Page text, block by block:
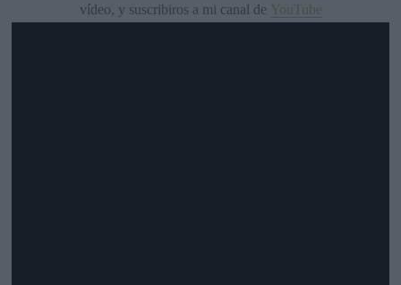
vídeo, y suscribiros a mi canal de YouTube